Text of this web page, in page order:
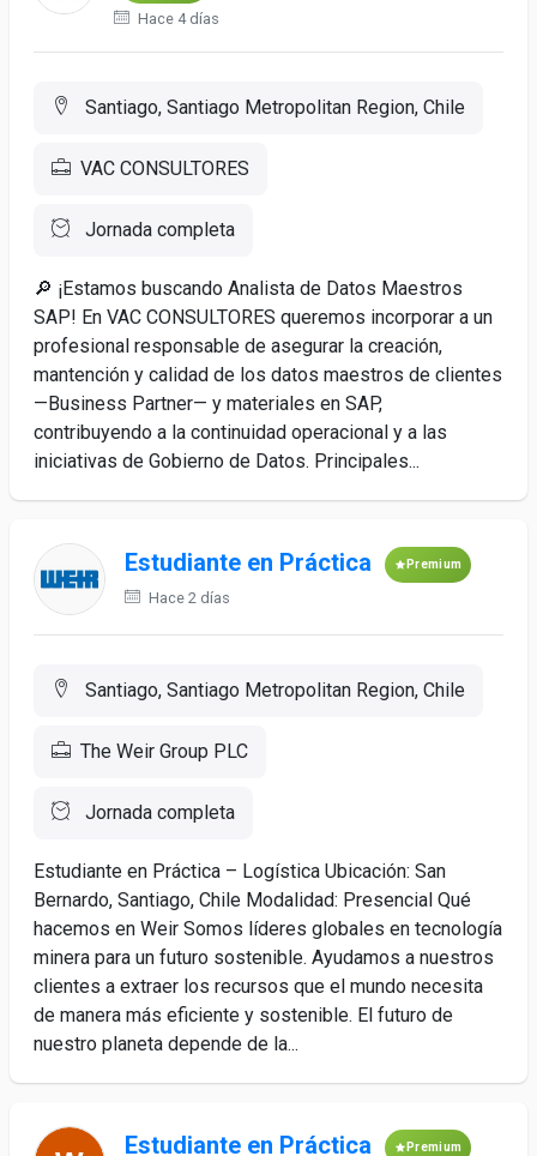
Hace 4 días
Santiago, Santiago Metropolitan Region, Chile
VAC CONSULTORES
Jornada completa
🔎 ¡Estamos buscando Analista de Datos Maestros
SAP! En VAC CONSULTORES queremos incorporar a un
profesional responsable de asegurar la creación,
mantención y calidad de los datos maestros de clientes
—Business Partner— y materiales en SAP,
contribuyendo a la continuidad operacional y a las
iniciativas de Gobierno de Datos. Principales...
Estudiante en Práctica Premium
Hace 2 días
Santiago, Santiago Metropolitan Region, Chile
The Weir Group PLC
Jornada completa
Estudiante en Práctica – Logística Ubicación: San
Bernardo, Santiago, Chile Modalidad: Presencial Qué
hacemos en Weir Somos líderes globales en tecnología
minera para un futuro sostenible. Ayudamos a nuestros
clientes a extraer los recursos que el mundo necesita
de manera más eficiente y sostenible. El futuro de
nuestro planeta depende de la...
Estudiante en Práctica Premium